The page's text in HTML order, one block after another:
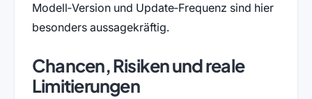
Modell‑Version und Update‑Frequenz sind hier
besonders aussagekräftig.
Chancen, Risiken und reale
Limitierungen